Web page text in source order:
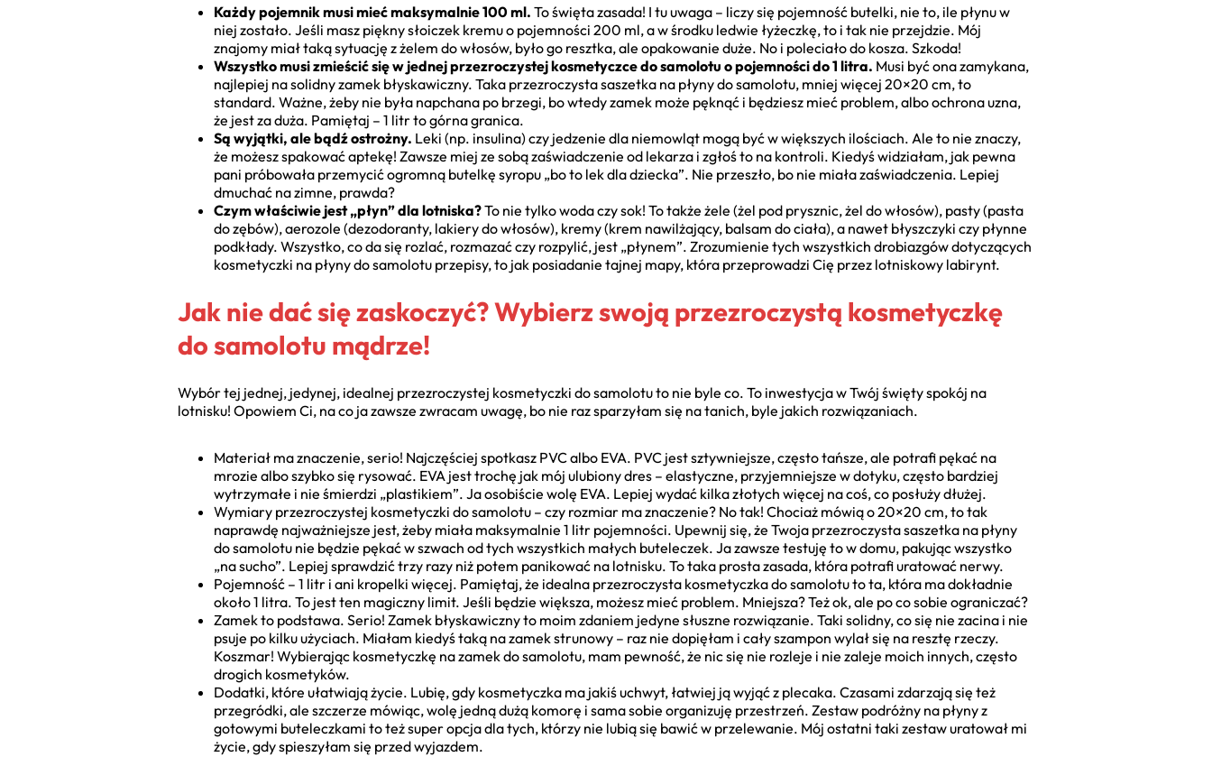
Każdy pojemnik musi mieć maksymalnie 100 ml. To święta zasada! I tu uwaga – liczy się pojemność butelki, nie to, ile płynu w
niej zostało. Jeśli masz piękny słoiczek kremu o pojemności 200 ml, a w środku ledwie łyżeczkę, to i tak nie przejdzie. Mój
znajomy miał taką sytuację z żelem do włosów, było go resztka, ale opakowanie duże. No i poleciało do kosza. Szkoda!
Wszystko musi zmieścić się w jednej przezroczystej kosmetyczce do samolotu o pojemności do 1 litra. Musi być ona zamykana,
najlepiej na solidny zamek błyskawiczny. Taka przezroczysta saszetka na płyny do samolotu, mniej więcej 20×20 cm, to
standard. Ważne, żeby nie była napchana po brzegi, bo wtedy zamek może pęknąć i będziesz mieć problem, albo ochrona uzna,
że jest za duża. Pamiętaj – 1 litr to górna granica.
Są wyjątki, ale bądź ostrożny. Leki (np. insulina) czy jedzenie dla niemowląt mogą być w większych ilościach. Ale to nie znaczy,
że możesz spakować aptekę! Zawsze miej ze sobą zaświadczenie od lekarza i zgłoś to na kontroli. Kiedyś widziałam, jak pewna
pani próbowała przemycić ogromną butelkę syropu „bo to lek dla dziecka”. Nie przeszło, bo nie miała zaświadczenia. Lepiej
dmuchać na zimne, prawda?
Czym właściwie jest „płyn” dla lotniska?To nie tylko woda czy sok! To także żele (żel pod prysznic, żel do włosów), pasty (pasta
do zębów), aerozole (dezodoranty, lakiery do włosów), kremy (krem nawilżający, balsam do ciała), a nawet błyszczyki czy płynne
podkłady. Wszystko, co da się rozlać, rozmazać czy rozpylić, jest „płynem”. Zrozumienie tych wszystkich drobiazgów dotyczących
kosmetyczki na płyny do samolotu przepisy, to jak posiadanie tajnej mapy, która przeprowadzi Cię przez lotniskowy labirynt.
Jak nie dać się zaskoczyć? Wybierz swoją przezroczystą kosmetyczkę
do samolotu mądrze!
Wybór tej jednej, jedynej, idealnej przezroczystej kosmetyczki do samolotu to nie byle co. To inwestycja w Twój święty spokój na
lotnisku! Opowiem Ci, na co ja zawsze zwracam uwagę, bo nie raz sparzyłam się na tanich, byle jakich rozwiązaniach.
Materiał ma znaczenie, serio! Najczęściej spotkasz PVC albo EVA. PVC jest sztywniejsze, często tańsze, ale potrafi pękać na
mrozie albo szybko się rysować. EVA jest trochę jak mój ulubiony dres – elastyczne, przyjemniejsze w dotyku, często bardziej
wytrzymałe i nie śmierdzi „plastikiem”. Ja osobiście wolę EVA. Lepiej wydać kilka złotych więcej na coś, co posłuży dłużej.
Wymiary przezroczystej kosmetyczki do samolotu – czy rozmiar ma znaczenie? No tak! Chociaż mówią o 20×20 cm, to tak
naprawdę najważniejsze jest, żeby miała maksymalnie 1 litr pojemności. Upewnij się, że Twoja przezroczysta saszetka na płyny
do samolotu nie będzie pękać w szwach od tych wszystkich małych buteleczek. Ja zawsze testuję to w domu, pakując wszystko
„na sucho”. Lepiej sprawdzić trzy razy niż potem panikować na lotnisku. To taka prosta zasada, która potrafi uratować nerwy.
Pojemność – 1 litr i ani kropelki więcej. Pamiętaj, że idealna przezroczysta kosmetyczka do samolotu to ta, która ma dokładnie
około 1 litra. To jest ten magiczny limit. Jeśli będzie większa, możesz mieć problem. Mniejsza? Też ok, ale po co sobie ograniczać?
Zamek to podstawa. Serio! Zamek błyskawiczny to moim zdaniem jedyne słuszne rozwiązanie. Taki solidny, co się nie zacina i nie
psuje po kilku użyciach. Miałam kiedyś taką na zamek strunowy – raz nie dopięłam i cały szampon wylał się na resztę rzeczy.
Koszmar! Wybierając kosmetyczkę na zamek do samolotu, mam pewność, że nic się nie rozleje i nie zaleje moich innych, często
drogich kosmetyków.
Dodatki, które ułatwiają życie. Lubię, gdy kosmetyczka ma jakiś uchwyt, łatwiej ją wyjąć z plecaka. Czasami zdarzają się też
przegródki, ale szczerze mówiąc, wolę jedną dużą komorę i sama sobie organizuję przestrzeń. Zestaw podróżny na płyny z
gotowymi buteleczkami to też super opcja dla tych, którzy nie lubią się bawić w przelewanie. Mój ostatni taki zestaw uratował mi
życie, gdy spieszyłam się przed wyjazdem.